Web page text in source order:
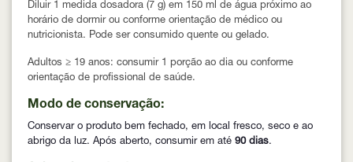
Diluir 1 medida dosadora (7 g) em 150 ml de água próximo ao
horário de dormir ou conforme orientação de médico ou
nutricionista. Pode ser consumido quente ou gelado.
Adultos ≥ 19 anos: consumir 1 porção ao dia ou conforme
orientação de profissional de saúde.
Modo de conservação:
Conservar o produto bem fechado, em local fresco, seco e ao
abrigo da luz. Após aberto, consumir em até 90 dias.